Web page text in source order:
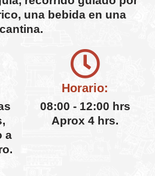
una bebida en una
cantina.
a
Horario:
08:00 - 12:00 hrs
Aprox 4 hrs.